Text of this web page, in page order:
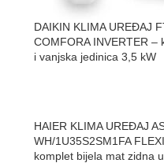
DAIKIN KLIMA UREĐAJ
COMFORA INVERTER –
i vanjska jedinica 3,5 kW
HAIER KLIMA UREĐAJ
WH/1U35S2SM1FA
komplet bijela mat zidna